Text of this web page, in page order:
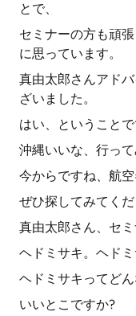
とで、
セミナーの方も頑
に思っています。
真由太郎さんアド
ざいました。
はい、ということ
沖縄いいな、行っ
今からですね、航
ぜひ探してみてくだ
真由太郎さん、セ
ヘドミサキ。ヘド
ヘドミサキってど
いいとこですか?